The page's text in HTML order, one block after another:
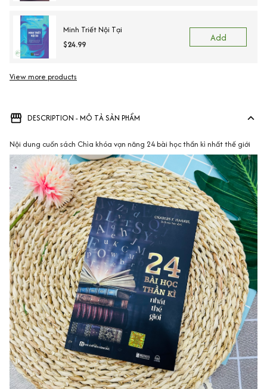
Minh Triết Nội Tại
$24.99
Add
View more products
DESCRIPTION - MÔ TẢ SẢN PHẨM
Nội dung cuốn sách Chìa khóa vạn năng 24 bài học thần kì nhất thế giới